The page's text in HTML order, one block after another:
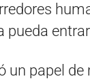
pueda
un papel de